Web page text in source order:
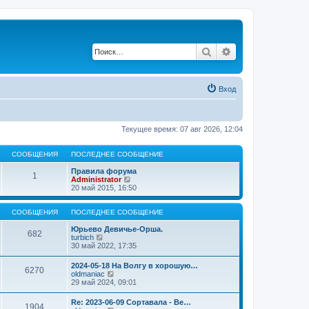
Поиск
Вход
Текущее время: 07 авг 2026, 12:04
СООБЩЕНИЯ ПОСЛЕДНЕЕ СООБЩЕНИЕ
1
Правила форума
Administrator
е
р
е
й
т
и
п
л
е
д
н
е
20 май 2015, 16:50
СООБЩЕНИЯ ПОСЛЕДНЕЕ СООБЩЕНИЕ
682
Юрьево Девичье-Орша.
turbich
е
е
й
т
и
к
п
30 май 2022, 17:35
6270
2024-05-18 На Волгу в хорошую…
oldmaniac
е
е
й
29 май 2024, 09:01
1904
Re: 2023-06-09 Сортавала - Ве…